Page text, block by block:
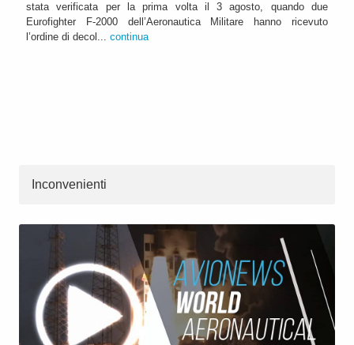
stata verificata per la prima volta il 3 agosto, quando due
Eurofighter F-2000 dell’Aeronautica Militare hanno ricevuto
l’ordine di decol... continua
Inconvenienti